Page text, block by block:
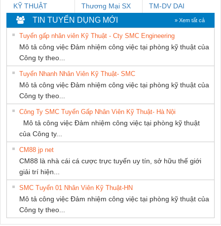
KỸ THUẬT
KTECH VIỆT
NAM
Thương Mại SX
Ba Miền
TM-DV DAI
DONG THANH
TIN TUYỂN DỤNG MỚI » Xem tất cả
Tuyển gấp nhân viên Kỹ Thuật - Cty SMC Engineering
Mô tả công việc Đảm nhiệm công việc tại phòng kỹ thuật của
Công ty theo...
Tuyển Nhanh Nhân Viên Kỹ Thuật- SMC
Mô tả công việc Đảm nhiệm công việc tại phòng kỹ thuật của
Công ty theo...
Công Ty SMC Tuyển Gấp Nhân Viên Kỹ Thuật- Hà Nội
Mô tả công việc Đảm nhiệm công việc tại phòng kỹ thuật
của Công ty...
CM88 jp net
CM88 là nhà cái cá cược trực tuyến uy tín, sở hữu thế giới
giải trí hiện...
SMC Tuyển 01 Nhân Viên Kỹ Thuật-HN
Mô tả công việc Đảm nhiệm công việc tại phòng kỹ thuật của
Công ty theo...